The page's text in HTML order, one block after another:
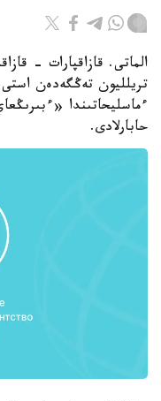
تريلليون تەڭگەدەن
ءماسليحاتىندا
حابارلادى.